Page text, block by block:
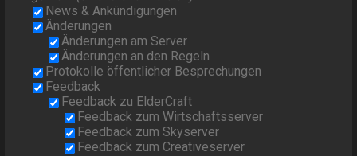
News & Ankündigungen
Änderungen
Änderungen am Server
Änderungen an den Regeln
Protokolle öffentlicher Besprechungen
Feedback
Feedback zu ElderCraft
Feedback zum Wirtschaftsserver
Feedback zum Skyserver
Feedback zum Creativeserver